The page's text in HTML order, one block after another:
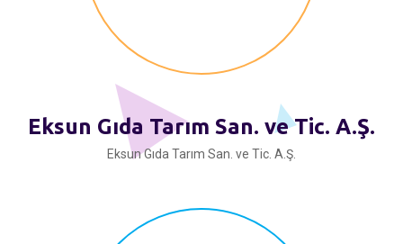
Eksun Gıda Tarım San. ve Tic. A.Ş.
Eksun Gıda Tarım San. ve Tic. A.Ş.